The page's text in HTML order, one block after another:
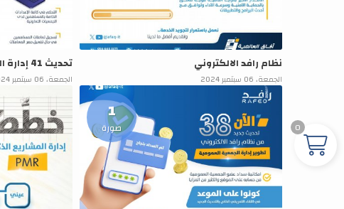
نظام رافد الالكتروني
الجمعة، 06 سبتمبر 2024
تحديث 41 إدارة المساهمين
الجمعة، 06 سبتمبر 2024
1
صورة 0